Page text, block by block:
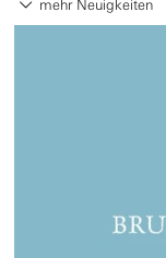
mehr Neuigkeiten